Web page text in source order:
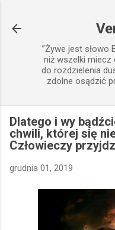
”Żywe jest słowo
niż wszelki miecz
do rozdzielenia
zdolne osądzić
Dlatego i wy
chwili, której się
Człowieczy
grudnia 01, 2019